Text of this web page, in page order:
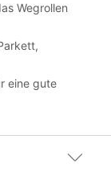
Wegrollen
eine gute